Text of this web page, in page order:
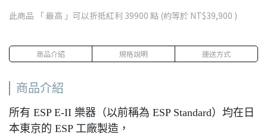
此商品 「 最高 」可以折抵紅利 39900 點 (約等於 NT$39,900 )
商品介紹 規格說明 運送方式
商品介紹
所有 ESP E-II 樂器（以前稱為 ESP Standard）均在日
本東京的 ESP 工廠製造，